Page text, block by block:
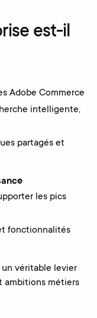
est-il
Adobe Commerce
intelligente,
partagés et
les pics
fonctionnalités
véritable levier
ambitions métiers